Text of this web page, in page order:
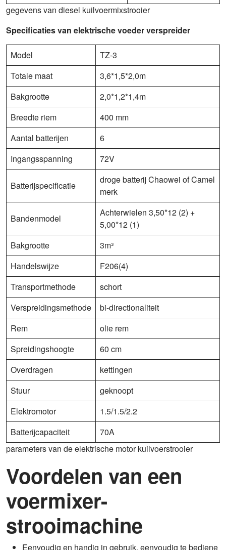
gegevens van diesel kuilvoermixstrooier
Specificaties van elektrische voeder verspreider
Model
TZ-3
Totale maat
3,6*1,5*2,0m
Bakgrootte
2,0*1,2*1,4m
Breedte riem
400 mm
Aantal batterijen
6
Ingangsspanning
72V
Batterijspecificatie
droge batterij Chaowei of Camel
merk
Bandenmodel
Achterwielen 3,50*12 (2) +
5,00*12 (1)
Bakgrootte
3m³
Handelswijze
F206(4)
Transportmethode
schort
Verspreidingsmethode
bi-directionaliteit
Rem
olie rem
Spreidingshoogte
60 cm
Overdragen
kettingen
Stuur
geknoopt
Elektromotor
1.5/1.5/2.2
Batterijcapaciteit
70A
parameters van de elektrische motor kuilvoerstrooier
Voordelen van een
voermixer-
strooimachine
Eenvoudig en handig in gebruik, eenvoudig te bediene